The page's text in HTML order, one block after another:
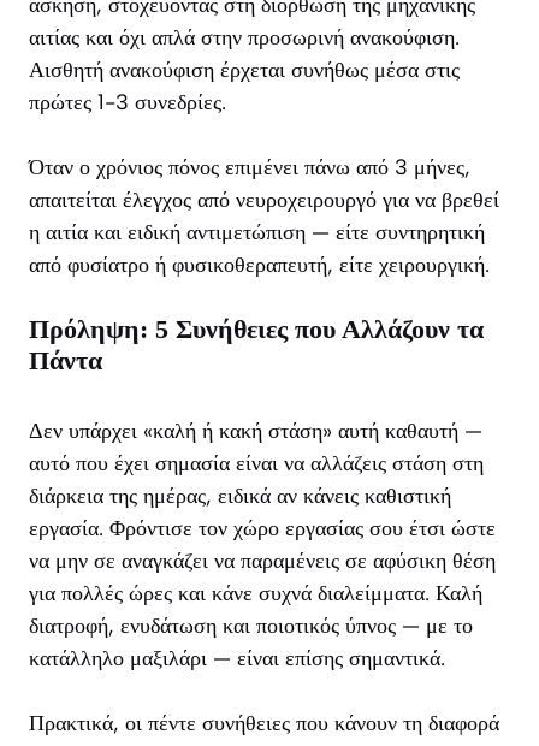
αιτίας και όχι απλά στην προσωρινή ανακούφιση.
Αισθητή ανακούφιση έρχεται συνήθως μέσα στις
πρώτες 1-3 συνεδρίες.
Όταν ο χρόνιος πόνος επιμένει πάνω από 3 μήνες,
απαιτείται έλεγχος από νευροχειρουργό για να βρεθεί
η αιτία και ειδική αντιμετώπιση — είτε συντηρητική
από φυσίατρο ή φυσικοθεραπευτή, είτε χειρουργική.
Πρόληψη: 5 Συνήθειες που Αλλάζουν τα
Πάντα
Δεν υπάρχει «καλή ή κακή στάση» αυτή καθαυτή —
αυτό που έχει σημασία είναι να αλλάζεις στάση στη
διάρκεια της ημέρας, ειδικά αν κάνεις καθιστική
εργασία. Φρόντισε τον χώρο εργασίας σου έτσι ώστε
να μην σε αναγκάζει να παραμένεις σε αφύσικη θέση
για πολλές ώρες και κάνε συχνά διαλείμματα. Καλή
διατροφή, ενυδάτωση και ποιοτικός ύπνος — με το
κατάλληλο μαξιλάρι — είναι επίσης σημαντικά.
Πρακτικά, οι πέντε συνήθειες που κάνουν τη διαφορά